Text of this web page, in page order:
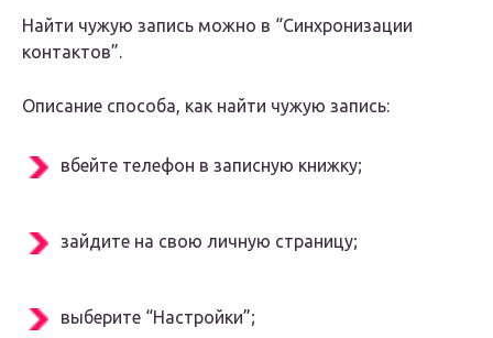
Найти чужую запись можно в “Синхронизации
контактов”.
Описание способа, как найти чужую запись:
вбейте телефон в записную книжку;
зайдите на свою личную страницу;
выберите “Настройки”;